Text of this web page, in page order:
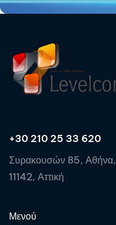
+30 210 25 33 620
Συρακουσών 85, Αθήνα,
11142, Αττική
Μενού